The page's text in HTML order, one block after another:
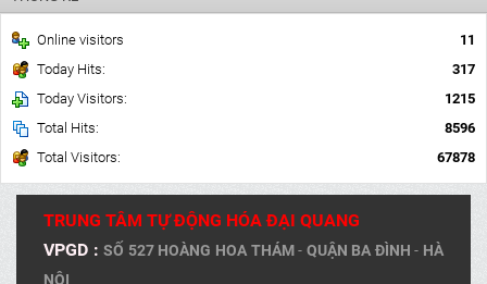
Online visitors
11
Today Hits:
317
Today Visitors:
1215
Total Hits:
8596
Total Visitors:
67878
TRUNG TÂM TỰ ĐỘNG HÓA ĐẠI QUANG
VPGD : SỐ 527 HOÀNG HOA THÁM- QUẬN BA ĐÌNH - HÀ
NỘI